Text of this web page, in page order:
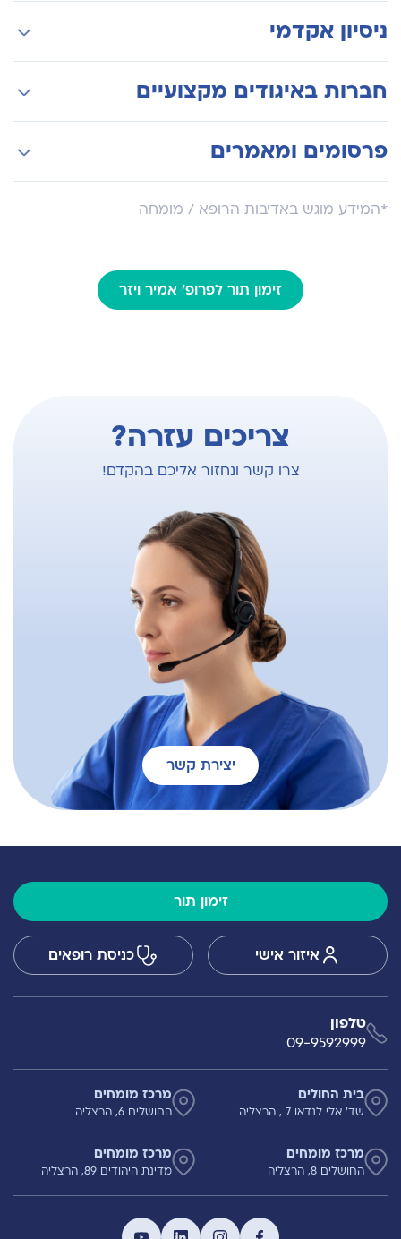
וגינקולוגיה בי"ח שיבא תל השומר
ניסיון אקדמי
חברות באיגודים מקצועיים
פרסומים ומאמרים
המיילדות והגינקולוגיה והפוריות
*המידע מוגש באדיבות הרופא / מומחה
זימון תור לפרופ' אמיר ויזר
צריכים עזרה?
צרו קשר ונחזור אליכם בהקדם!
יצירת קשר
זימון תור
איזור אישי כניסת רופאים
טלפון
09-9592999
בית החולים
שד' אלי לנדאו 7 , הרצליה
מרכז מומחים
החושלים 6, הרצליה
מרכז מומחים
החושלים 8, הרצליה
מרכז מומחים
מדינת היהודים 89, הרצליה